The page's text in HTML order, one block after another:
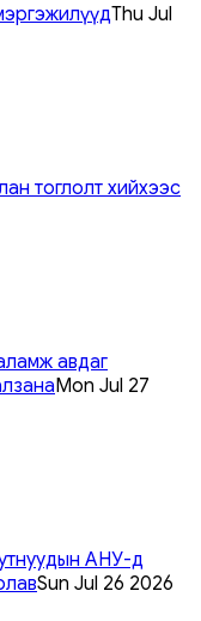
Thu Jul
тоглолт хийхээс
авдаг
Mon Jul 27
АНУ-д
Sun Jul 26 2026